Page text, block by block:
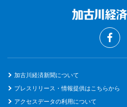
加古川経済新聞について
プレスリリース・情報提供はこちらから
アクセスデータの利用について